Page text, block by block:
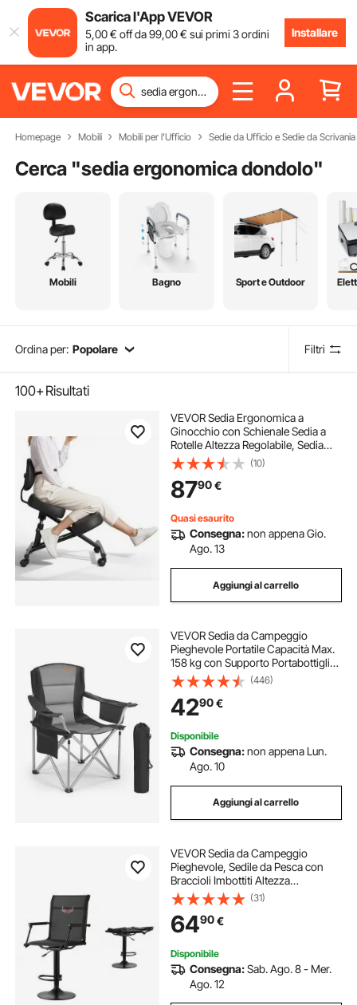
Scarica l'App VEVOR
5,00€ off da99,00€ sui primi 3 ordini
in app.
Installare
Homepage Mobili Mobili per l'Ufficio Sedie da Ufficio e Sedie da Scrivania
Cerca "sedia ergonomica dondolo"
Mobili Bagno Sport e Outdoor
Ordina per: Popolare Filtri
100+Risultati
VEVOR Sedia Ergonomica a
Ginocchio con Schienale Sedia a
Rotelle Altezza Regolabile, Sedia
Inginocchiata per Scrivania Postura
Comoda da Ufficio, Sgabello
Ergonomico per Casa, Carico max
120 kg
(10)
8790€
Quasi esaurito
Consegna:non appena Gio.
Ago. 13
Aggiungi al carrello
VEVOR Sedia da Campeggio
Pieghevole Portatile Capacità Max.
158 kg con Supporto Portabottiglia
in Tessuto Oxford, Sedia da
Campeggio Esterno 980 x 630 x
990 mm per Campeggio Picnic
Portatile 5,7 kg
(446)
4290€
Disponibile
Consegna:non appena Lun.
Ago. 10
Aggiungi al carrello
VEVOR Sedia da Campeggio
Pieghevole, Sedile da Pesca con
Braccioli Imbottiti Altezza
Regolabile, Sedia da Giardino
Capacità di Carico 136 kg,
Rotazione 360°, Sgabello per
Picnic, Pesca all'Aperto
(31)
6490€
Disponibile
Consegna:Sab. Ago. 8 - Mer.
Ago. 12